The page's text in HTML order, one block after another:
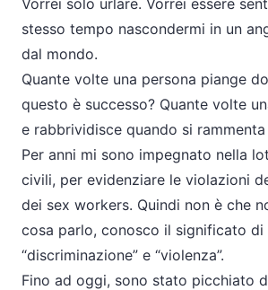
Vorrei solo urlare. Vorrei essere
stesso tempo nascondermi in un
dal mondo.
Quante volte una persona piange
questo è successo? Quante volte
e rabbrividisce quando si rammenta
Per anni mi sono impegnato nella
civili, per evidenziare le violazioni
dei sex workers. Quindi non è che
cosa parlo, conosco il significato di
“discriminazione” e “violenza”.
Fino ad oggi, sono stato picchiato